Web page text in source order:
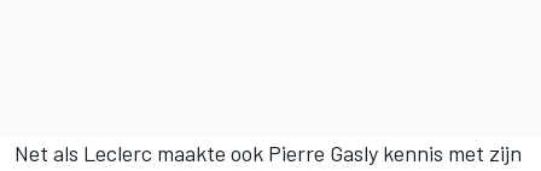
Net als Leclerc maakte ook Pierre Gasly kennis met zijn